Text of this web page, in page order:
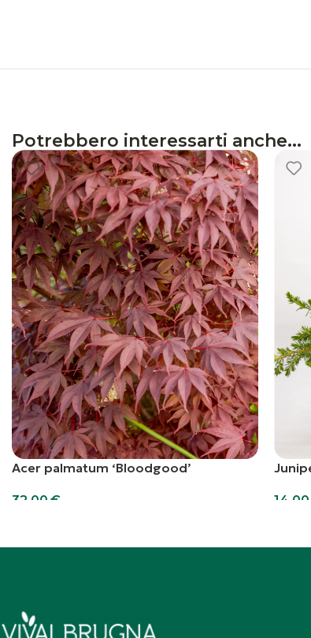
Potrebbero interessarti anche...
Acer palmatum ‘Bloodgood’
32,00 € 14,00